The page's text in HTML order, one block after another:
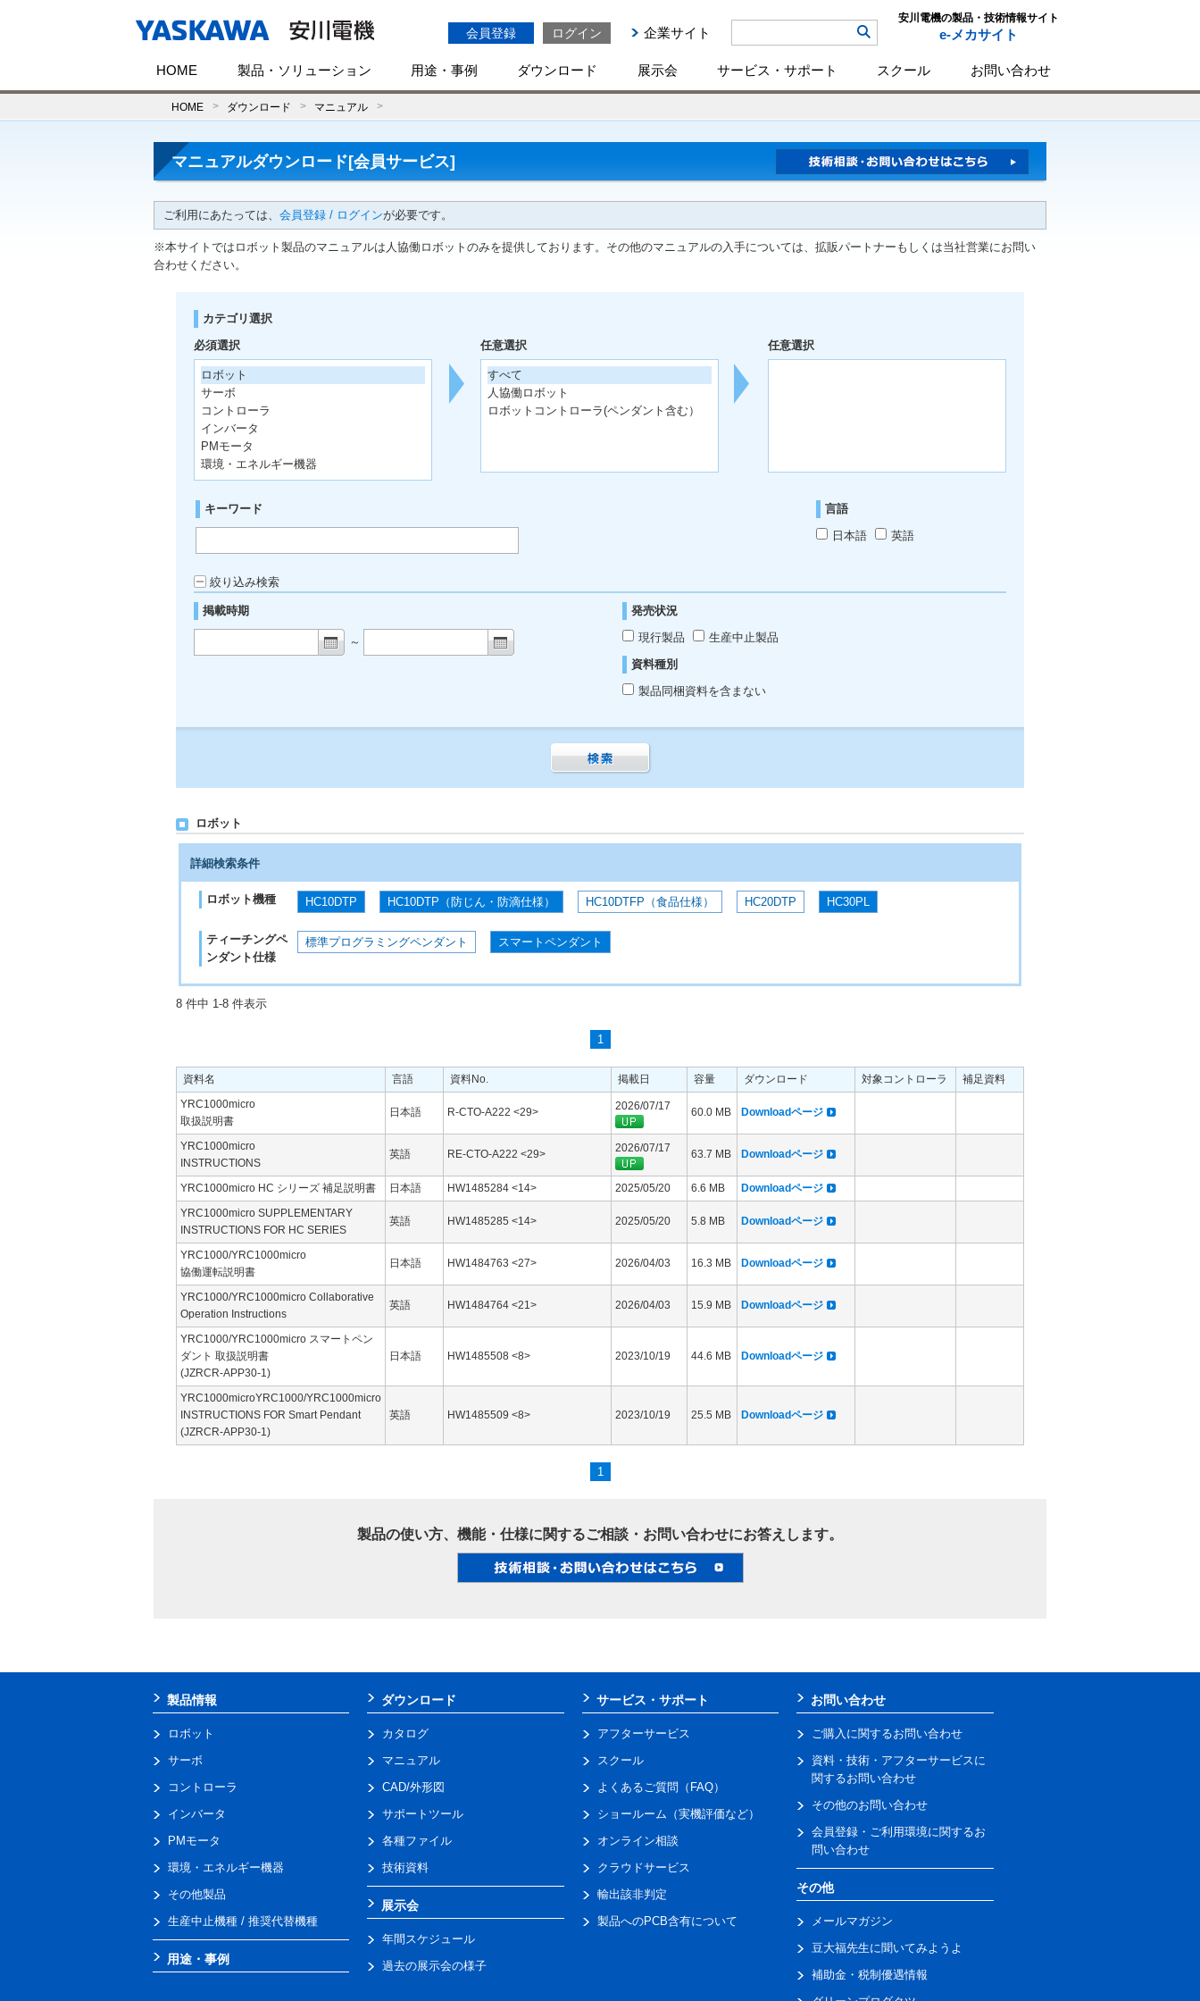
会員登録 ログイン 企業サイト
安川電機の製品・技術情報サイト
e-メカサイト
HOME 製品・ソリューション 用途・事例 ダウンロード 展示会 サービス・サポート スクール お問い合わせ
HOME ダウンロード マニュアル
マニュアルダウンロード[会員サービス]
ご利用にあたっては、 会員登録 / ログインが必要です。
※本サイトではロボット製品のマニュアルは人協働ロボットのみを提供しております。その他のマニュアルの入手については、拡販パートナーもしくは当社営業にお問い
合わせください。
カテゴリ選択
必須選択
ロボット
サーボ
コントローラ
インバータ
PMモータ
環境・エネルギー機器
任意選択
すべて
人協働ロボット
ロボットコントローラ(ペンダント含む）
任意選択
キーワード
言語
日本語
英語
絞り込み検索
掲載時期
～
発売状況
現行製品
生産中止製品
資料種別
製品同梱資料を含まない
ロボット
詳細検索条件
ロボット機種 HC10DTP HC10DTP（防じん・防滴仕様） HC10DTFP（食品仕様） HC20DTP HC30PL
ティーチングペ
ンダント仕様
標準プログラミングペンダント スマートペンダント
8 件中 1-8 件表示
1
資料名 言語 資料No. 掲載日 容量 ダウンロード 対象コントローラ
補足資料
YRC1000micro
取扱説明書
日本語 R-CTO-A222 <29> 2026/07/17 60.0 MB Downloadページ
YRC1000micro
INSTRUCTIONS
英語 RE-CTO-A222 <29> 2026/07/17 63.7 MB Downloadページ
YRC1000micro HC シリーズ 補足説明書 日本語 HW1485284 <14> 2025/05/20 6.6 MB
Downloadページ
YRC1000micro SUPPLEMENTARY
INSTRUCTIONS FOR HC SERIES
英語 HW1485285 <14> 2025/05/20 5.8 MB Downloadページ
YRC1000/YRC1000micro
協働運転説明書
日本語 HW1484763 <27> 2026/04/03 16.3 MB Downloadページ
YRC1000/YRC1000micro Collaborative
Operation Instructions
英語 HW1484764 <21> 2026/04/03 15.9 MB Downloadページ
YRC1000/YRC1000micro スマートペン
ダント 取扱説明書
(JZRCR-APP30-1)
日本語 HW1485508 <8> 2023/10/19 44.6 MB Downloadページ
YRC1000microYRC1000/YRC1000micro
INSTRUCTIONS FOR Smart Pendant
(JZRCR-APP30-1)
英語 HW1485509 <8> 2023/10/19 25.5 MB Downloadページ
1
製品の使い方、機能・仕様に関するご相談・お問い合わせにお答えします。
製品情報
ロボット
サーボ
コントローラ
インバータ
PMモータ
環境・エネルギー機器
その他製品
生産中止機種 / 推奨代替機種
用途・事例
ダウンロード
カタログ
マニュアル
CAD/外形図
サポートツール
各種ファイル
技術資料
展示会
年間スケジュール
過去の展示会の様子
サービス・サポート
アフターサービス
スクール
よくあるご質問（FAQ）
ショールーム（実機評価など）
オンライン相談
クラウドサービス
輸出該非判定
製品へのPCB含有について
お問い合わせ
ご購入に関するお問い合わせ
資料・技術・アフターサービスに
関するお問い合わせ
その他のお問い合わせ
会員登録・ご利用環境に関するお
問い合わせ
その他
メールマガジン
豆大福先生に聞いてみようよ
補助金・税制優遇情報